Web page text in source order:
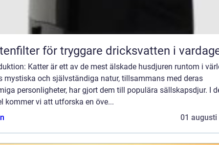
för tryggare dricksvatten i
Katter är ett av de mest älskade husdjuren runtom i
mystiska och självständiga natur, tillsammans med deras
personligheter, har gjort dem till populära sällskapsdjur. I
kommer vi att utforska en öve...
01 augusti